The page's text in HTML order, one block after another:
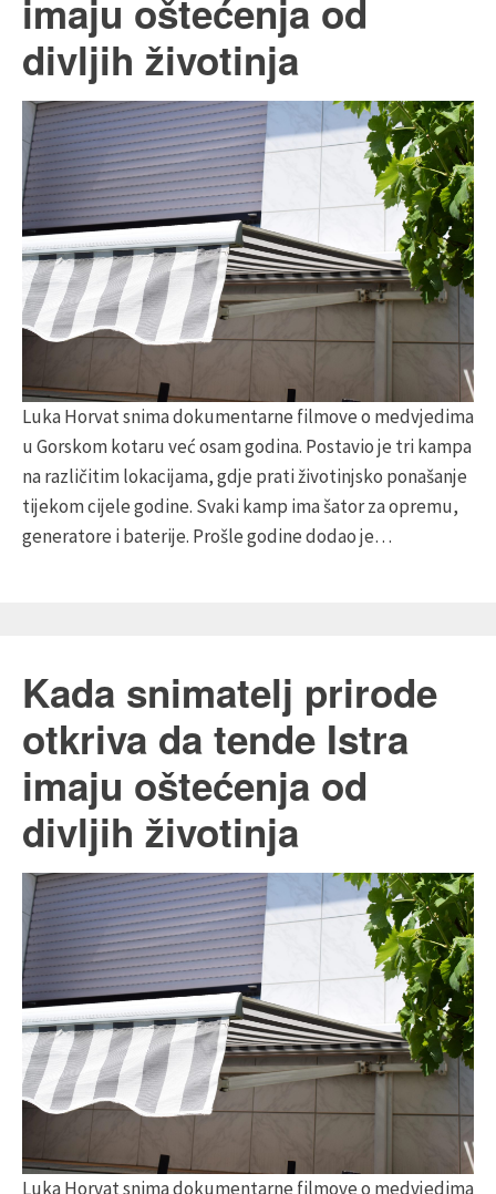
imaju oštećenja od
divljih životinja
Luka Horvat snima dokumentarne filmove o medvjedima
u Gorskom kotaru već osam godina. Postavio je tri kampa
na različitim lokacijama, gdje prati životinjsko ponašanje
tijekom cijele godine. Svaki kamp ima šator za opremu,
generatore i baterije. Prošle godine dodao je…
Kada snimatelj prirode
otkriva da tende Istra
imaju oštećenja od
divljih životinja
Luka Horvat snima dokumentarne filmove o medvjedima